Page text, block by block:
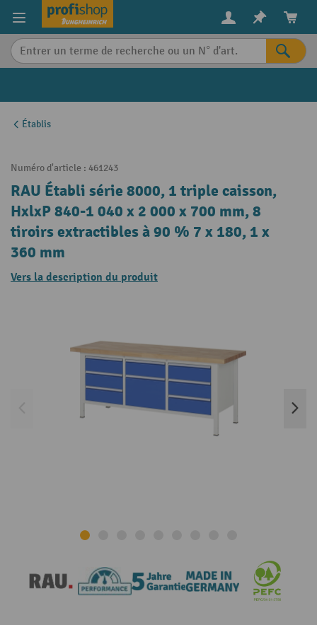
content
Établis
Numéro d'article : 461243
RAU Établi série 8000, 1 triple caisson,
HxlxP 840-1 040 x 2 000 x 700 mm, 8
tiroirs extractibles à 90 % 7 x 180, 1 x
360 mm
Vers la description du produit